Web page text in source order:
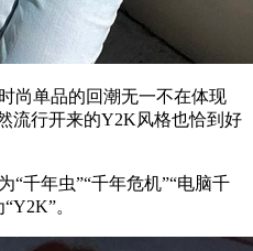
单品的回潮无一不在体现
流行开来的Y2K风格也恰到好
千年虫”“千年危机”“电脑千
。